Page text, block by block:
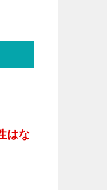
はな